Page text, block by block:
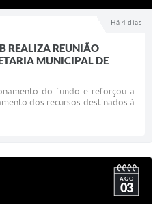
Há 4 dias
REALIZA REUNIÃO
MUNICIPAL DE
do fundo e reforçou a
dos recursos destinados à
AGO
03